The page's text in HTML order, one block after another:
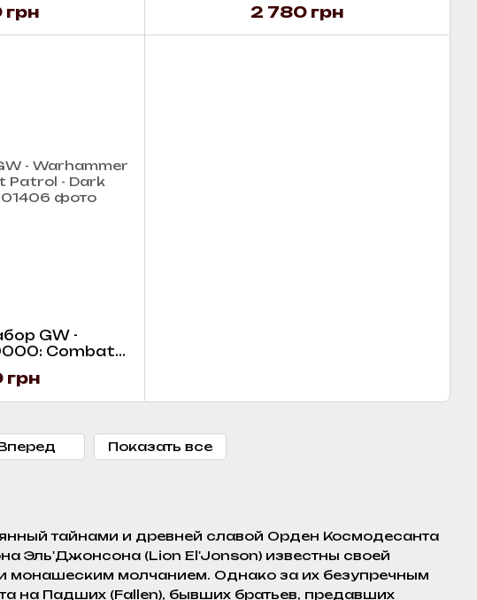
тайнами и древней славой Орден Космодесанта
Эль'Джонсона (Lion El'Jonson) известны своей
молчанием. Однако за их безупречным
на Падших (Fallen), бывших братьев, предавших
грн 2 780 грн
GW -
Combat
грн
Показать все